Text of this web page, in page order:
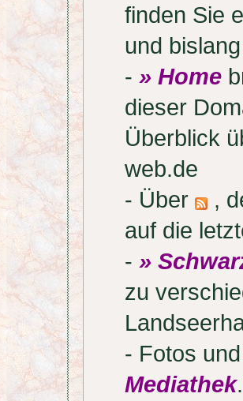
finden Sie
und
- » Home
dieser
Überblick
web.de
- Über
,
auf die
- »
zu
- Fotos
Mediathek.